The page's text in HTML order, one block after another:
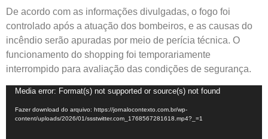
De acordo com as informações divulgadas, o fogo foi
controlado após a atuação dos bombeiros, e as causas do
incêndio serão apuradas por meio de perícia técnica. O
funcionamento do shopping foi temporariamente
interrompido para avaliação das condições de segurança.
Tocador
de
vídeo
Media error: Format(s) not supported or source(s) not found
Fazer download do arquivo: https://jornalocontexto.com.br/wp-
content/uploads/2026/01/ssstwitter.com_1768567281618.mp4?_=1